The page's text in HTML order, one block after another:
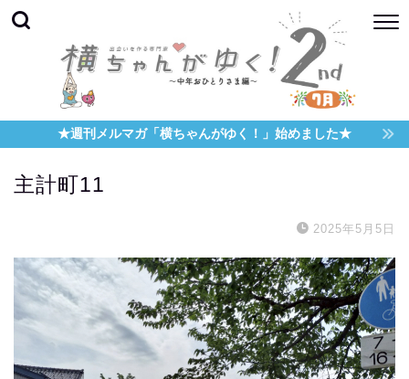
★週刊メルマガ「横ちゃんがゆく！」始めました★
主計町11
2025年5月5日